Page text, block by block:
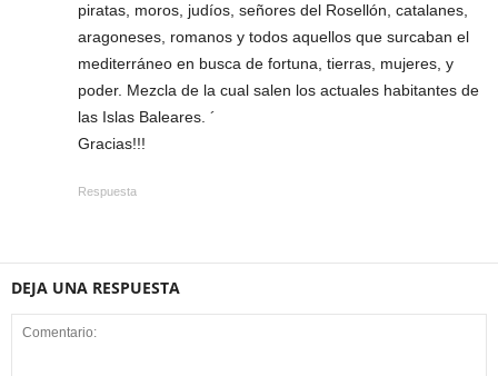
piratas, moros, judíos, señores del Rosellón, catalanes,
aragoneses, romanos y todos aquellos que surcaban el
mediterráneo en busca de fortuna, tierras, mujeres, y
poder. Mezcla de la cual salen los actuales habitantes de
las Islas Baleares. ´
Gracias!!!
Respuesta
DEJA UNA RESPUESTA